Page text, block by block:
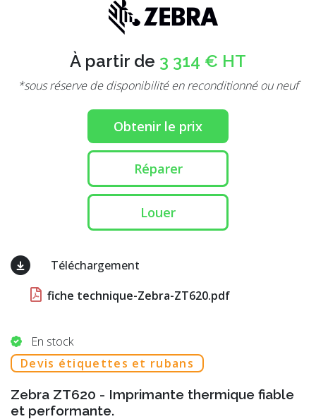
À partir de 3 314 € HT
*sous réserve de disponibilité en reconditionné ou neuf
Obtenir le prix
Réparer
Louer
Téléchargement
fiche technique-Zebra-ZT620.pdf
En stock
Devis étiquettes et rubans
Zebra ZT620 - Imprimante thermique fiable
et performante.